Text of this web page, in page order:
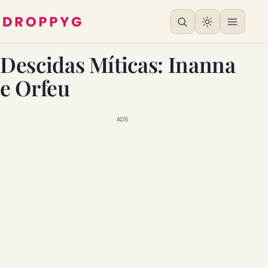
Descidas Míticas: Inanna
e Orfeu
ADS